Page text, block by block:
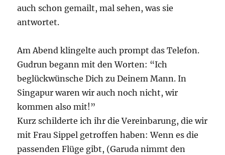
auch schon gemailt, mal sehen, was sie
antwortet.
Am Abend klingelte auch prompt das Telefon.
Gudrun begann mit den Worten: “Ich
beglückwünsche Dich zu Deinem Mann. In
Singapur waren wir auch noch nicht, wir
kommen also mit!”
Kurz schilderte ich ihr die Vereinbarung, die wir
mit Frau Sippel getroffen haben: Wenn es die
passenden Flüge gibt, (Garuda nimmt den